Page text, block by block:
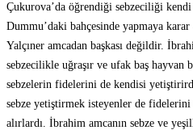
Çukurova’da öğrendiği sebzeciliği
Dummu’daki bahçesinde yapmaya
Yalçıner amcadan başkası değildir.
sebzecilikle uğraşır ve ufak baş
sebzelerin fidelerini de kendisi
sebze yetiştirmek isteyenler de
alırlardı. İbrahim amcanın sebze ve